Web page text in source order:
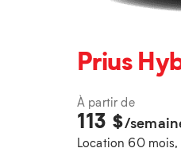
Prius
À partir de
113 $/
Location 60